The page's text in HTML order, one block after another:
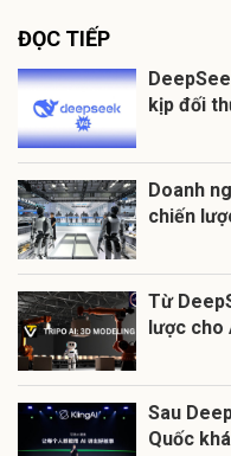
ĐỌC TIẾP
kịp đối
Doanh
chiến
Từ
lược cho
Sau
Quốc